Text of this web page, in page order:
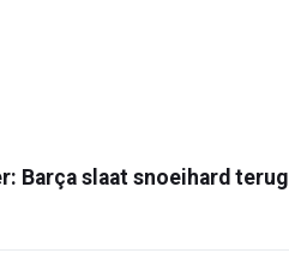
Barça slaat snoeihard terug